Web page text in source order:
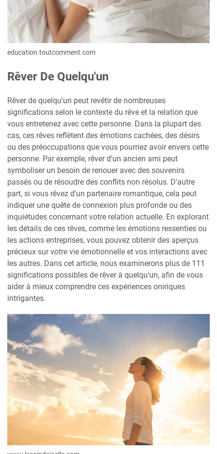
education.toutcomment.com
Rêver De Quelqu'un
Rêver de quelqu'un peut revêtir de nombreuses
significations selon le contexte du rêve et la relation que
vous entretenez avec cette personne. Dans la plupart des
cas, ces rêves reflètent des émotions cachées, des désirs
ou des préoccupations que vous pourriez avoir envers cette
personne. Par exemple, rêver d'un ancien ami peut
symboliser un besoin de renouer avec des souvenirs
passés ou de résoudre des conflits non résolus. D'autre
part, si vous rêvez d'un partenaire romantique, cela peut
indiquer une quête de connexion plus profonde ou des
inquiétudes concernant votre relation actuelle. En explorant
les détails de ces rêves, comme les émotions ressenties ou
les actions entreprises, vous pouvez obtenir des aperçus
précieux sur votre vie émotionnelle et vos interactions avec
les autres. Dans cet article, nous examinerons plus de 111
significations possibles de rêver à quelqu'un, afin de vous
aider à mieux comprendre ces expériences oniriques
intrigantes.